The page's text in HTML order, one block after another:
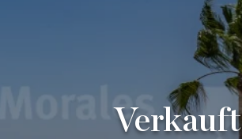
Verkauft